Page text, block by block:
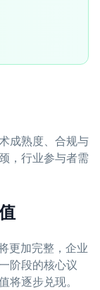
成熟度、合规与
，行业参与者需
更加完整，企业
阶段的核心议
逐步兑现。